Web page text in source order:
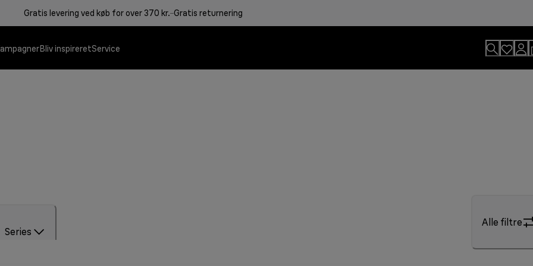
Gratis levering ved køb for over 370 kr. Gratis returnering
Bliv inspireretService
Series
Alle filtre